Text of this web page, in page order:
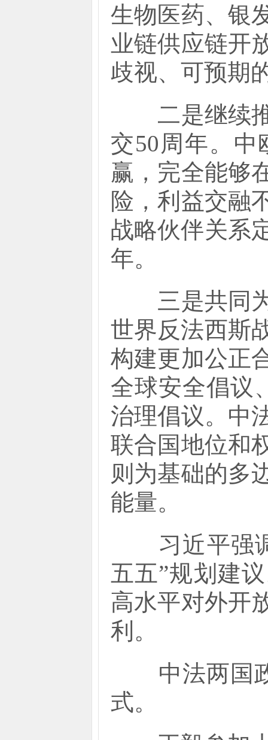
生物医药、银
业链供应链开
歧视、可预期
二是继续推
交50周年。
赢，完全能够
险，利益交融
战略伙伴关系
年。
三是共同为
世界反法西斯
构建更加公正
全球安全倡议
治理倡议。中
联合国地位和
则为基础的多
能量。
习近平强调
五五”规划建
高水平对外开
利。
中法两国政
式。